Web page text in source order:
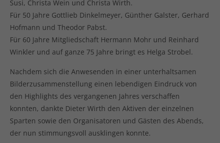
Susi, Christa Wein und Christa Wirth.
Für 50 Jahre Gottlieb Dinkelmeyer, Günther Galster, Gerhard
Hofmann und Theodor Pabst.
Für 60 Jahre Mitgliedschaft Hermann Mohr und Reinhard
Winkler und auf ganze 75 Jahre bringt es Helga Strobel.
Nachdem sich die Anwesenden in einer unterhaltsamen
Bilderzusammenstellung einen lebendigen Eindruck von
den Highlights des vergangenen Jahres verschaffen
konnten, dankte Dieter Wirth den Aktiven der einzelnen
Sparten sowie den Organisatoren und Gästen des Abends,
der nun stimmungsvoll ausklingen konnte.